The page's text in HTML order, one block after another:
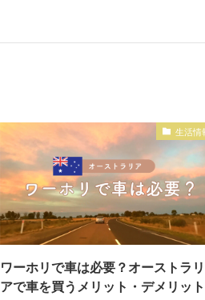
生活情
ワーホリで車は必要？オーストラリ
アで車を買うメリット・デメリット